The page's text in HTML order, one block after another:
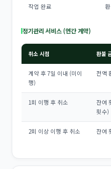
작업 완료
정기관리 서비스 (연간 계약)
취소 시점 환불
계약 후 7일 이내 (미이
행)
전액
1회 이행 후 취소
잔여
횟수)
2회 이상 이행 후 취소 잔여